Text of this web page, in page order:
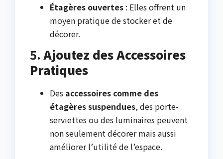
Étagères ouvertes : Elles offrent un
moyen pratique de stocker et de
décorer.
5. Ajoutez des Accessoires
Pratiques
Des accessoires comme des
étagères suspendues, des porte-
serviettes ou des luminaires peuvent
non seulement décorer mais aussi
améliorer l’utilité de l’espace.